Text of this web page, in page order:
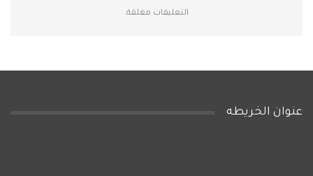
التعليقات مغلقة.
عنوان الخريطه